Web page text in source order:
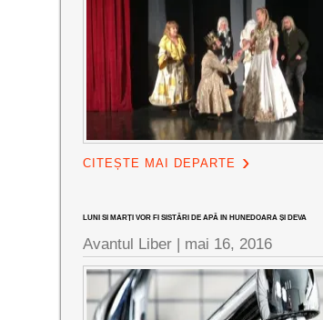
CITEȘTE MAI DEPARTE
LUNI SI MARȚI VOR FI SISTĂRI DE APĂ IN HUNEDOARA ȘI DEVA
Avantul Liber | mai 16, 2016